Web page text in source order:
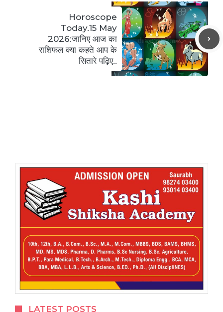
Horoscope
Today.15 May
2026:जानिए आज का
राशिफल क्या कहते आप के
सितारे पढ़िए..
LATEST POSTS